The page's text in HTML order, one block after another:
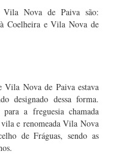
Vila Nova de Paiva são:
Coelheira e Vila Nova de
Nova de Paiva estava
designado dessa forma.
a freguesia chamada
e renomeada Vila Nova
de Fráguas, sendo as